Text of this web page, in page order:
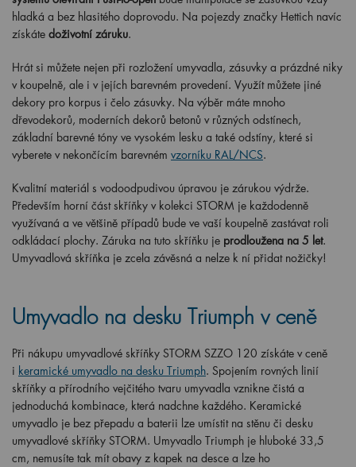
hladká a bez hlasitého doprovodu. Na pojezdy značky Hettich navíc
získáte doživotní záruku.
Hrát si můžete nejen při rozložení umyvadla, zásuvky a prázdné niky
v koupelně, ale i v jejích barevném provedení. Využít můžete jiné
dekory pro korpus i čelo zásuvky. Na výběr máte mnoho
dřevodekorů, moderních dekorů betonů v různých odstínech,
základní barevné tóny ve vysokém lesku a také odstíny, které si
vyberete v nekončícím barevném vzorníku RAL/NCS.
Kvalitní materiál s vodoodpudivou úpravou je zárukou výdrže.
Především horní část skříňky v kolekci STORM je každodenně
využívaná a ve většině případů bude ve vaší koupelně zastávat roli
odkládací plochy. Záruka na tuto skříňku je prodloužena na 5 let.
Umyvadlová skříňka je zcela závěsná a nelze k ní přidat nožičky!
Umyvadlo na desku Triumph v ceně
Při nákupu umyvadlové skříňky STORM SZZO 120 získáte v ceně
i keramické umyvadlo na desku Triumph. Spojením rovných linií
skříňky a přírodního vejčitého tvaru umyvadla vznikne čistá a
jednoduchá kombinace, která nadchne každého. Keramické
umyvadlo je bez přepadu a baterii lze umístit na stěnu či desku
umyvadlové skříňky STORM. Umyvadlo Triumph je hluboké 33,5
cm, nemusíte tak mít obavy z kapek na desce a lze ho